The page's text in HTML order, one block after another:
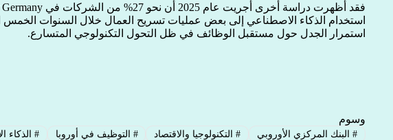
استخدام الذكاء الاصطناعي إلى بعض عمليات تسريح العمال خلال السنوات الخمس
استمرار الجدل حول مستقبل الوظائف في ظل التحول التكنولوجي المتسارع.
وسوم
#البنك المركزي الأوروبي #التكنولوجيا والاقتصاد # التوظيف في أوروبا # الذكاء